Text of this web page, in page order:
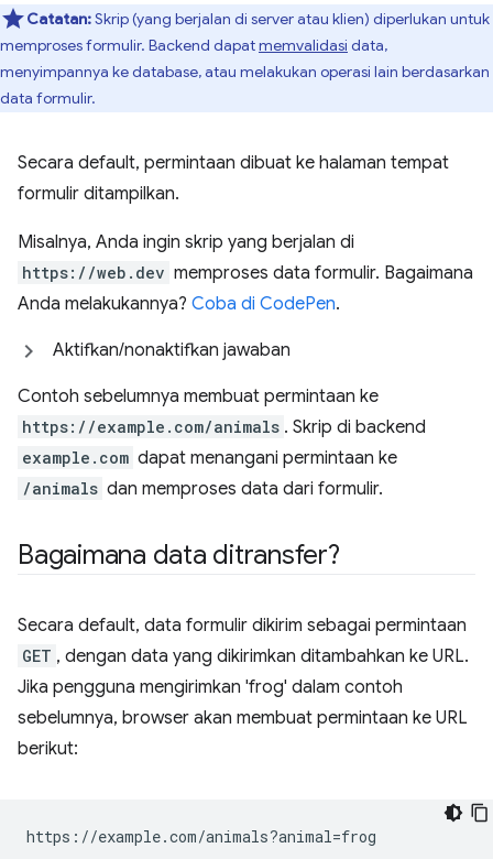
Catatan:Skrip (yang berjalan di server atau klien) diperlukan untuk
memproses formulir. Backend dapatmemvalidasi data,
menyimpannya ke database, atau melakukan operasi lain berdasarkan
data formulir.
Secara default, permintaan dibuat ke halaman tempat
formulir ditampilkan.
Misalnya, Anda ingin skrip yang berjalan di
https://web.dev memproses data formulir. Bagaimana
Anda melakukannya? Coba di CodePen.
Aktifkan/nonaktifkan jawaban
Contoh sebelumnya membuat permintaan ke
https://example.com/animals . Skrip di backend
example.com dapat menangani permintaan ke
/animals dan memproses data dari formulir.
Bagaimana data ditransfer?
Secara default, data formulir dikirim sebagai permintaan
GET , dengan data yang dikirimkan ditambahkan ke URL.
Jika pengguna mengirimkan 'frog' dalam contoh
sebelumnya, browser akan membuat permintaan ke URL
berikut: